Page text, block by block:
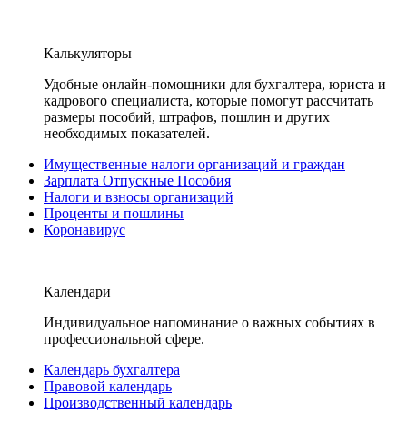
Калькуляторы
Удобные онлайн-помощники для бухгалтера, юриста и
кадрового специалиста, которые помогут рассчитать
размеры пособий, штрафов, пошлин и других
необходимых показателей.
Имущественные налоги организаций и граждан
Зарплата Отпускные Пособия
Налоги и взносы организаций
Проценты и пошлины
Коронавирус
Календари
Индивидуальное напоминание о важных событиях в
профессиональной сфере.
Календарь бухгалтера
Правовой календарь
Производственный календарь